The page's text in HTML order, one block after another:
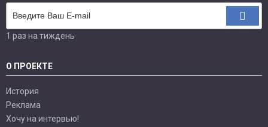
1 раз на тиждень
О ПРОЕКТЕ
История
Реклама
Хочу на интервью!